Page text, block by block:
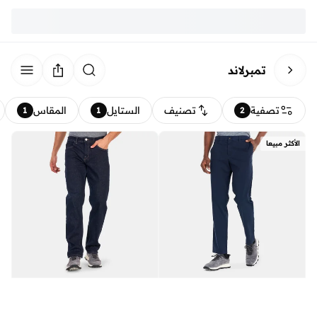
تمبرلاند
تصفية 2 تصنيف الستايل 1 المقاس 1
الأكثر مبيعا